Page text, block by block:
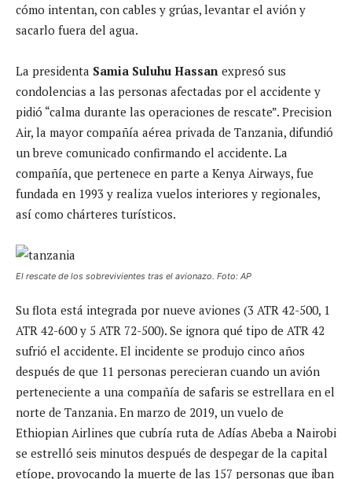
cómo intentan, con cables y grúas, levantar el avión y
sacarlo fuera del agua.
La presidenta Samia Suluhu Hassan expresó sus
condolencias a las personas afectadas por el accidente y
pidió “calma durante las operaciones de rescate”. Precision
Air, la mayor compañía aérea privada de Tanzania, difundió
un breve comunicado confirmando el accidente. La
compañía, que pertenece en parte a Kenya Airways, fue
fundada en 1993 y realiza vuelos interiores y regionales,
así como chárteres turísticos.
El rescate de los sobrevivientes tras el avionazo. Foto: AP
Su flota está integrada por nueve aviones (3 ATR 42-500, 1
ATR 42-600 y 5 ATR 72-500). Se ignora qué tipo de ATR 42
sufrió el accidente. El incidente se produjo cinco años
después de que 11 personas perecieran cuando un avión
perteneciente a una compañía de safaris se estrellara en el
norte de Tanzania. En marzo de 2019, un vuelo de
Ethiopian Airlines que cubría ruta de Adías Abeba a Nairobi
se estrelló seis minutos después de despegar de la capital
etíope, provocando la muerte de las 157 personas que iban